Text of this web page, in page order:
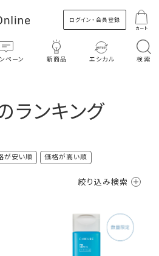
ログイン・会員登録
カート
ペーン 新商品 エシカル 検索
ランキング
が安い順 価格が高い順
絞り込み検索